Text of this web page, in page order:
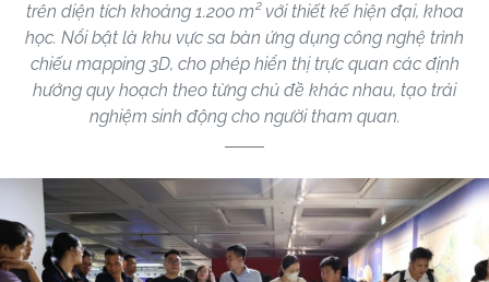
trên diện tích khoảng 1.200 m² với thiết kế hiện đại, khoa
học. Nổi bật là khu vực sa bàn ứng dụng công nghệ trình
chiếu mapping 3D, cho phép hiển thị trực quan các định
hướng quy hoạch theo từng chủ đề khác nhau, tạo trải
nghiệm sinh động cho người tham quan.